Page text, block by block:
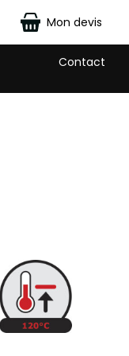
Mon devis
Contact